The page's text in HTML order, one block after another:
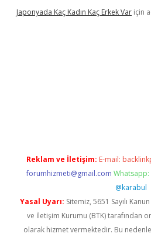
Japonyada Kaç Kadın Kaç Erkek Var için
Reklam ve İletişim: E-mail:
forumhizmeti@gmail.com Whatsapp:
@karabul
Yasal Uyarı: Sitemiz, 5651 Sayılı
ve İletişim Kurumu (BTK) tarafından
olarak hizmet vermektedir. Bu